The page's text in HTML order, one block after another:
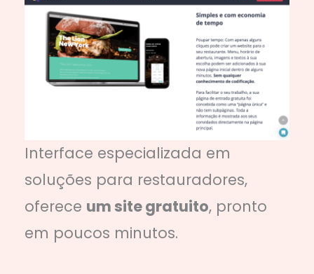
Interface especializada em
soluções para restauradores,
oferece um site gratuito, pronto
em poucos minutos.